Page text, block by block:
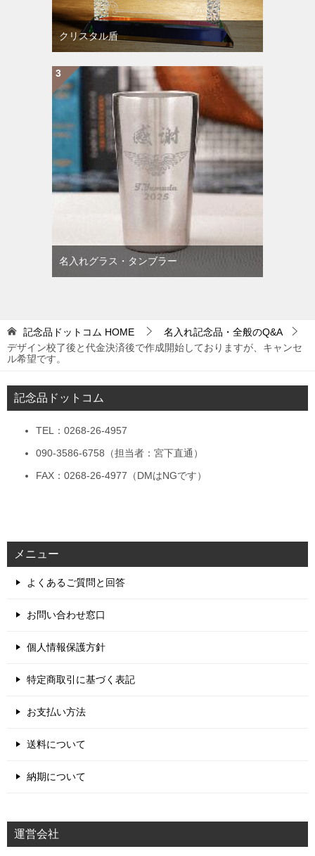
クリスタル盾
名入れグラス・タンブラー
記念品ドットコム HOME
名入れ記念品・全般のQ&A
デザイン校了後と代金決済後で作成開始しておりますが、キャンセ
ル希望です。
記念品ドットコム
TEL：0268-26-4957
090-3586-6758（担当者：宮下直通）
FAX：0268-26-4977（DMはNGです）
メニュー
よくあるご質問と回答
お問い合わせ窓口
個人情報保護方針
特定商取引に基づく表記
お支払い方法
送料について
納期について
運営会社